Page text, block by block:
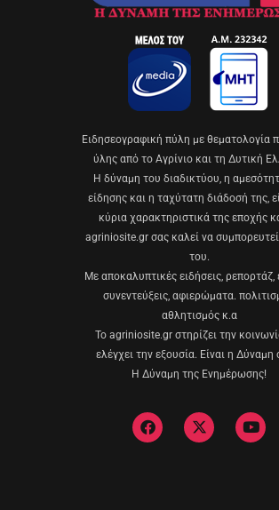
Eιδησεογραφική πύλη με θεματολογία
ύλης από το Αγρίνιο και τη Δυτική
Η δύναμη του διαδικτύου, η
είδησης και η ταχύτατη διάδοσή της,
κύρια χαρακτηριστικά της εποχής
agriniosite.gr σας καλεί να
του.
Με αποκαλυπτικές ειδήσεις, ρεπορτάζ,
συνεντεύξεις, αφιερώματα.
αθλητισμός κ.α
Το agriniosite.gr στηρίζει την
ελέγχει την εξουσία. Είναι η Δύναμη
Η Δύναμη της Ενημέρωσης!